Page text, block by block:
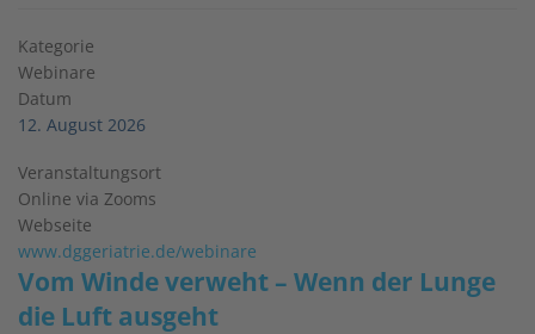
Kategorie
Webinare
Datum
12. August 2026
Veranstaltungsort
Online via Zooms
Webseite
www.dggeriatrie.de/webinare
Vom Winde verweht – Wenn der Lunge
die Luft ausgeht